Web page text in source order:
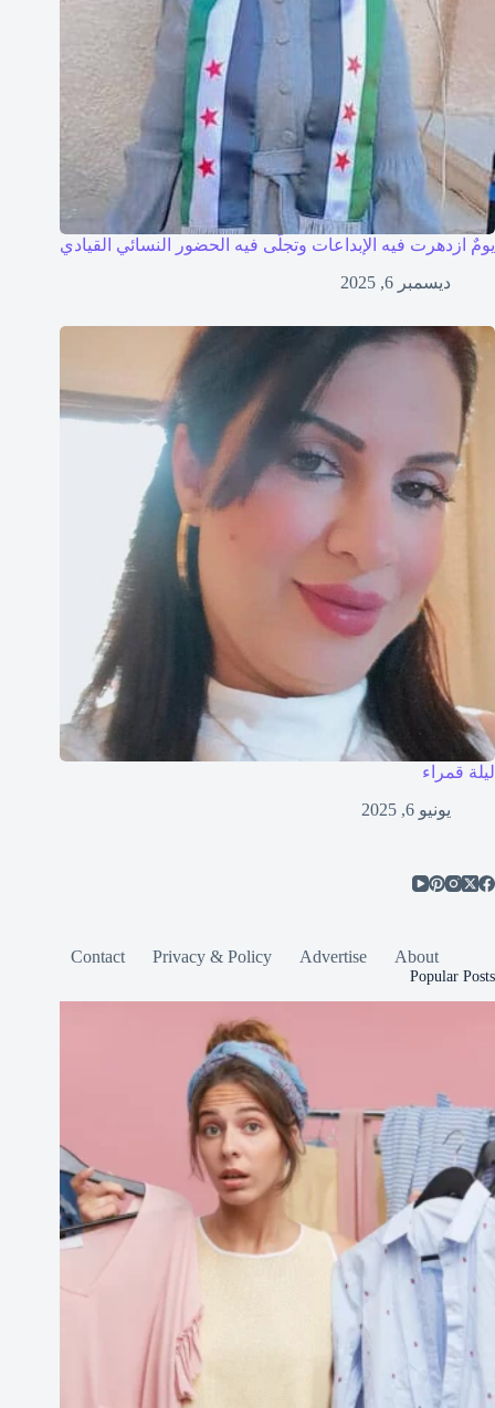
يومٌ ازدهرت فيه الإبداعات وتجلّى فيه الحضور النسائي القيادي
ديسمبر 6, 2025
ليلة قمراء
يونيو 6, 2025
About
Advertise
Privacy & Policy
Contact
Popular Posts